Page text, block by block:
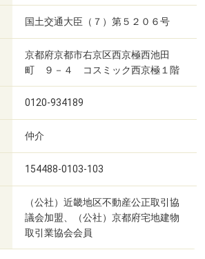
国土交通大臣（７）第５２０６号
京都府京都市右京区西京極西池田
町 ９－４ コスミック西京極１階
0120-934189
仲介
154488-0103-103
（公社）近畿地区不動産公正取引協
議会加盟、（公社）京都府宅地建物
取引業協会会員